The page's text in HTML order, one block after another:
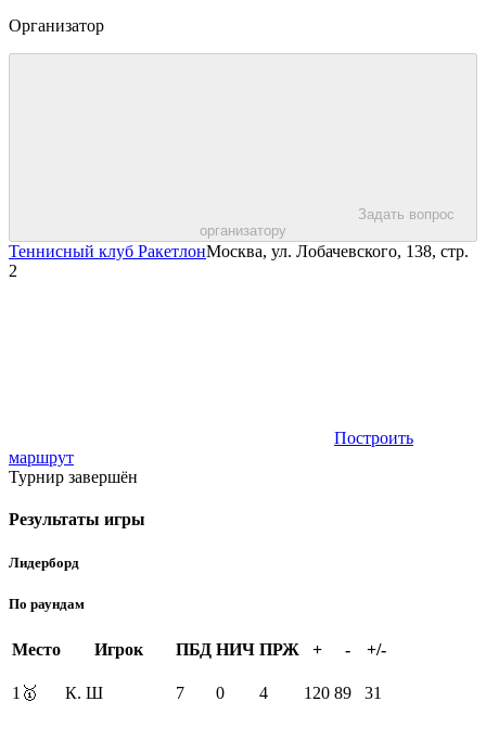
Организатор
Задать вопрос
организатору
Теннисный клуб РакетлонМосква, ул. Лобачевского, 138, стр.
2
Построить
маршрут
Турнир завершён
Результаты игры
Лидерборд
По раундам
Место Игрок ПБД НИЧ ПРЖ + - +/-
1 🥇 К. Ш 7 0 4 120 89 31